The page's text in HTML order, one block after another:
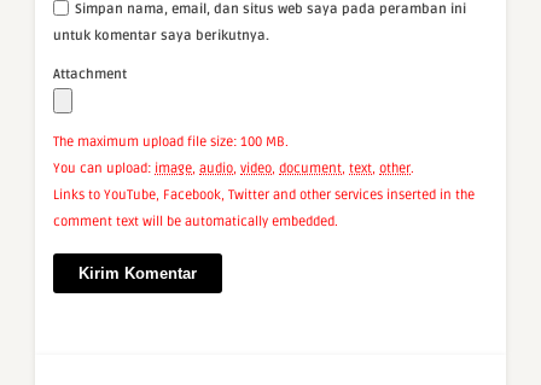
Simpan nama, email, dan situs web saya pada peramban ini
untuk komentar saya berikutnya.
Attachment
The maximum upload file size: 100 MB.
You can upload: image, audio, video, document, text, other.
Links to YouTube, Facebook, Twitter and other services inserted in the
comment text will be automatically embedded.